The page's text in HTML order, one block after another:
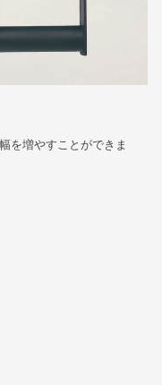
を増やすことができま